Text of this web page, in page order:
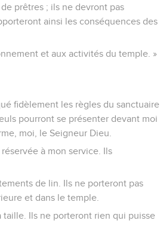
prêtres ; ils ne devront pas
ainsi les conséquences des
et aux activités du temple. »
fidèlement les règles du sanctuaire
pourront se présenter devant moi
moi, le Seigneur Dieu.
à mon service. Ils
de lin. Ils ne porteront pas
et dans le temple.
Ils ne porteront rien qui puisse